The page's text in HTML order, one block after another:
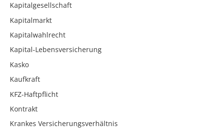
Kapitalgesellschaft
Kapitalmarkt
Kapitalwahlrecht
Kapital-Lebensversicherung
Kasko
Kaufkraft
KFZ-Haftpflicht
Kontrakt
Krankes Versicherungsverhältnis